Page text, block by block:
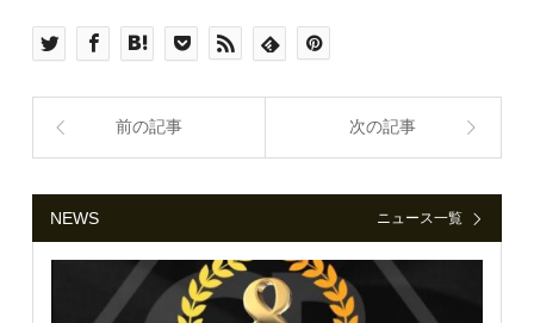
前の記事 次の記事
NEWS ニュース一覧